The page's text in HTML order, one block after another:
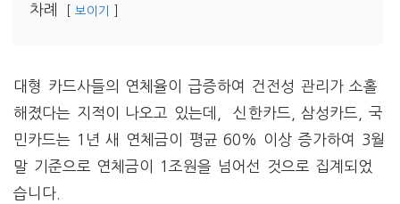
차례 보이기
대형 카드사들의 연체율이 급증하여 건전성 관리가 소홀
해졌다는 지적이 나오고 있는데, 신한카드, 삼성카드, 국
민카드는 1년 새 연체금이 평균 60% 이상 증가하여 3월
말 기준으로 연체금이 1조원을 넘어선 것으로 집계되었
습니다.